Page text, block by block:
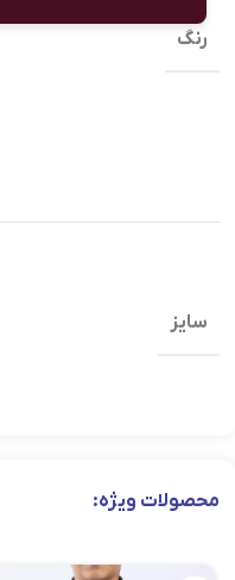
رنگ
سایز
محصولات ویژه: